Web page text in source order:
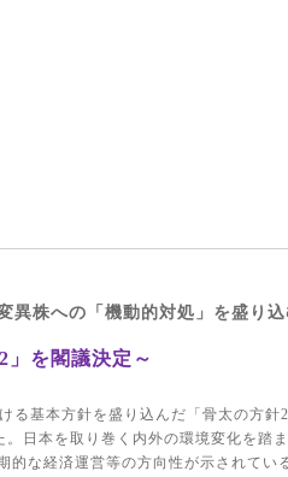
異株への「機動的対処」を盛り込
」を閣議決定～
る基本方針を盛り込んだ「骨太の方針
。日本を取り巻く内外の環境変化を踏
的な経済運営等の方向性が示されてい